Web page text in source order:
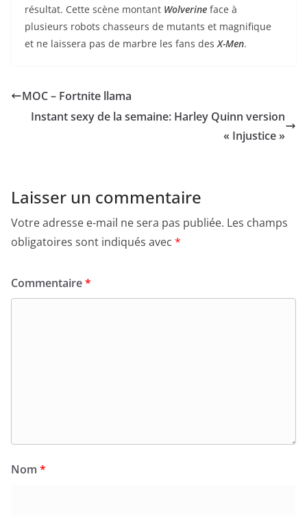
résultat. Cette scène montant Wolverine face à
plusieurs robots chasseurs de mutants et magnifique
et ne laissera pas de marbre les fans desX-Men.
MOC – Fortnite llama
Instant sexy de la semaine: Harley Quinn version
« Injustice »
Laisser un commentaire
Votre adresse e-mail ne sera pas publiée. Les champs
obligatoires sont indiqués avec *
Commentaire*
Nom *